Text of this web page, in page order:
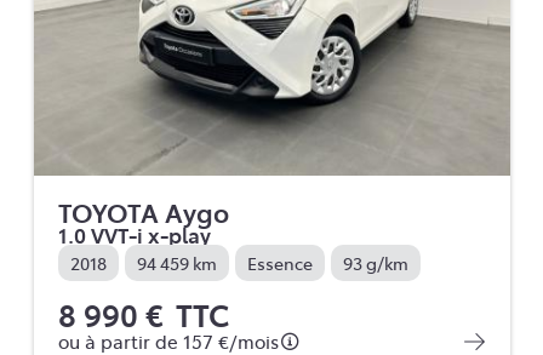
TOYOTA Aygo
1.0 VVT-i x-play
2018 94 459 km Essence 93 g/km
8 990 € TTC
ou à partir de 157 €/mois